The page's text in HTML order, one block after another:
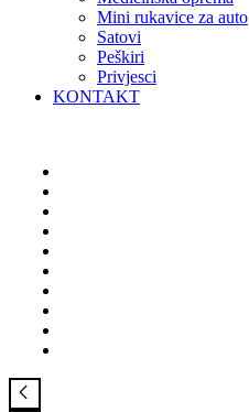
Mini rukavice za auto
Satovi
Peškiri
Privjesci
KONTAKT